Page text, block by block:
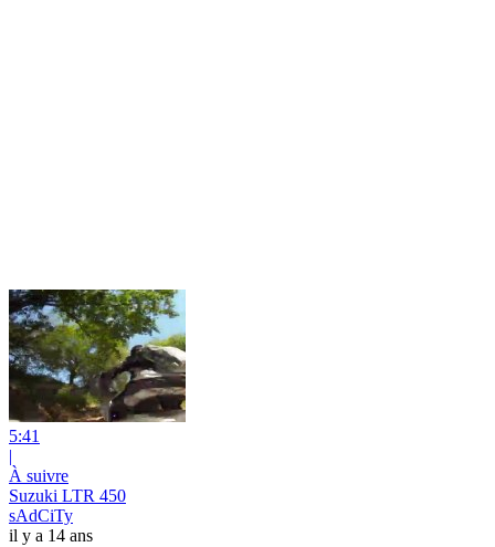
5:41
|
À suivre
Suzuki LTR 450
sAdCiTy
il y a 14 ans